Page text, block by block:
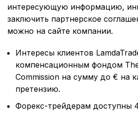
интересующую информацию,
заключить партнерское
можно на сайте компании.
Интересы клиентов
компенсационным фондом
Commission на сумму до € на
претензию.
Форекс-трейдерам доступны